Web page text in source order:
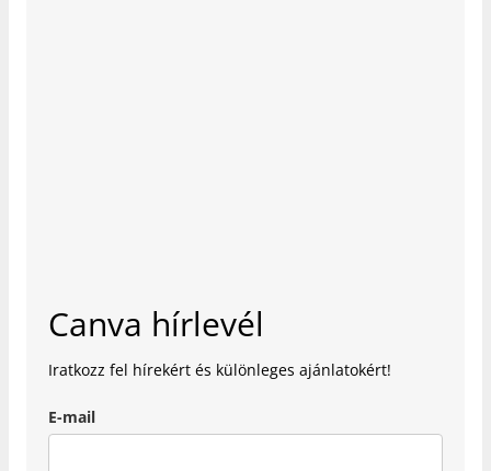
Canva hírlevél
Iratkozz fel hírekért és különleges ajánlatokért!
E-mail